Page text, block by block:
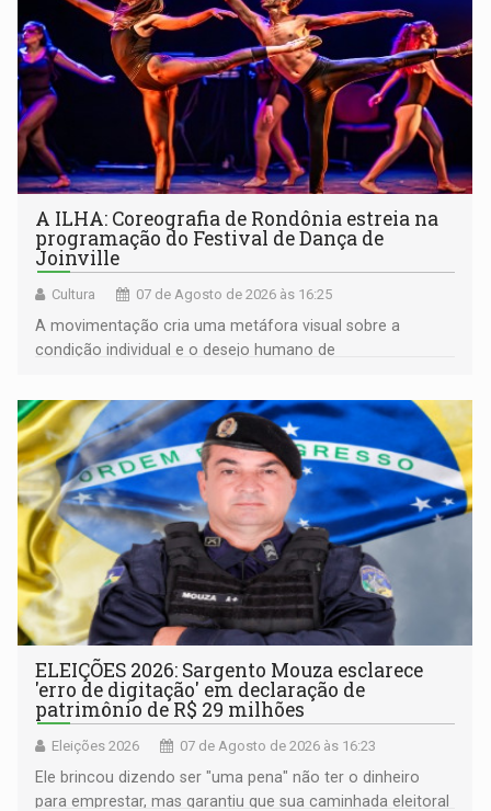
A ILHA: Coreografia de Rondônia estreia na
programação do Festival de Dança de
Joinville
Cultura 07 de Agosto de 2026 às 16:25
A movimentação cria uma metáfora visual sobre a
condição individual e o desejo humano de
ELEIÇÕES 2026: Sargento Mouza esclarece
'erro de digitação' em declaração de
patrimônio de R$ 29 milhões
Eleições 2026 07 de Agosto de 2026 às 16:23
Ele brincou dizendo ser "uma pena" não ter o dinheiro
para emprestar, mas garantiu que sua caminhada eleitoral